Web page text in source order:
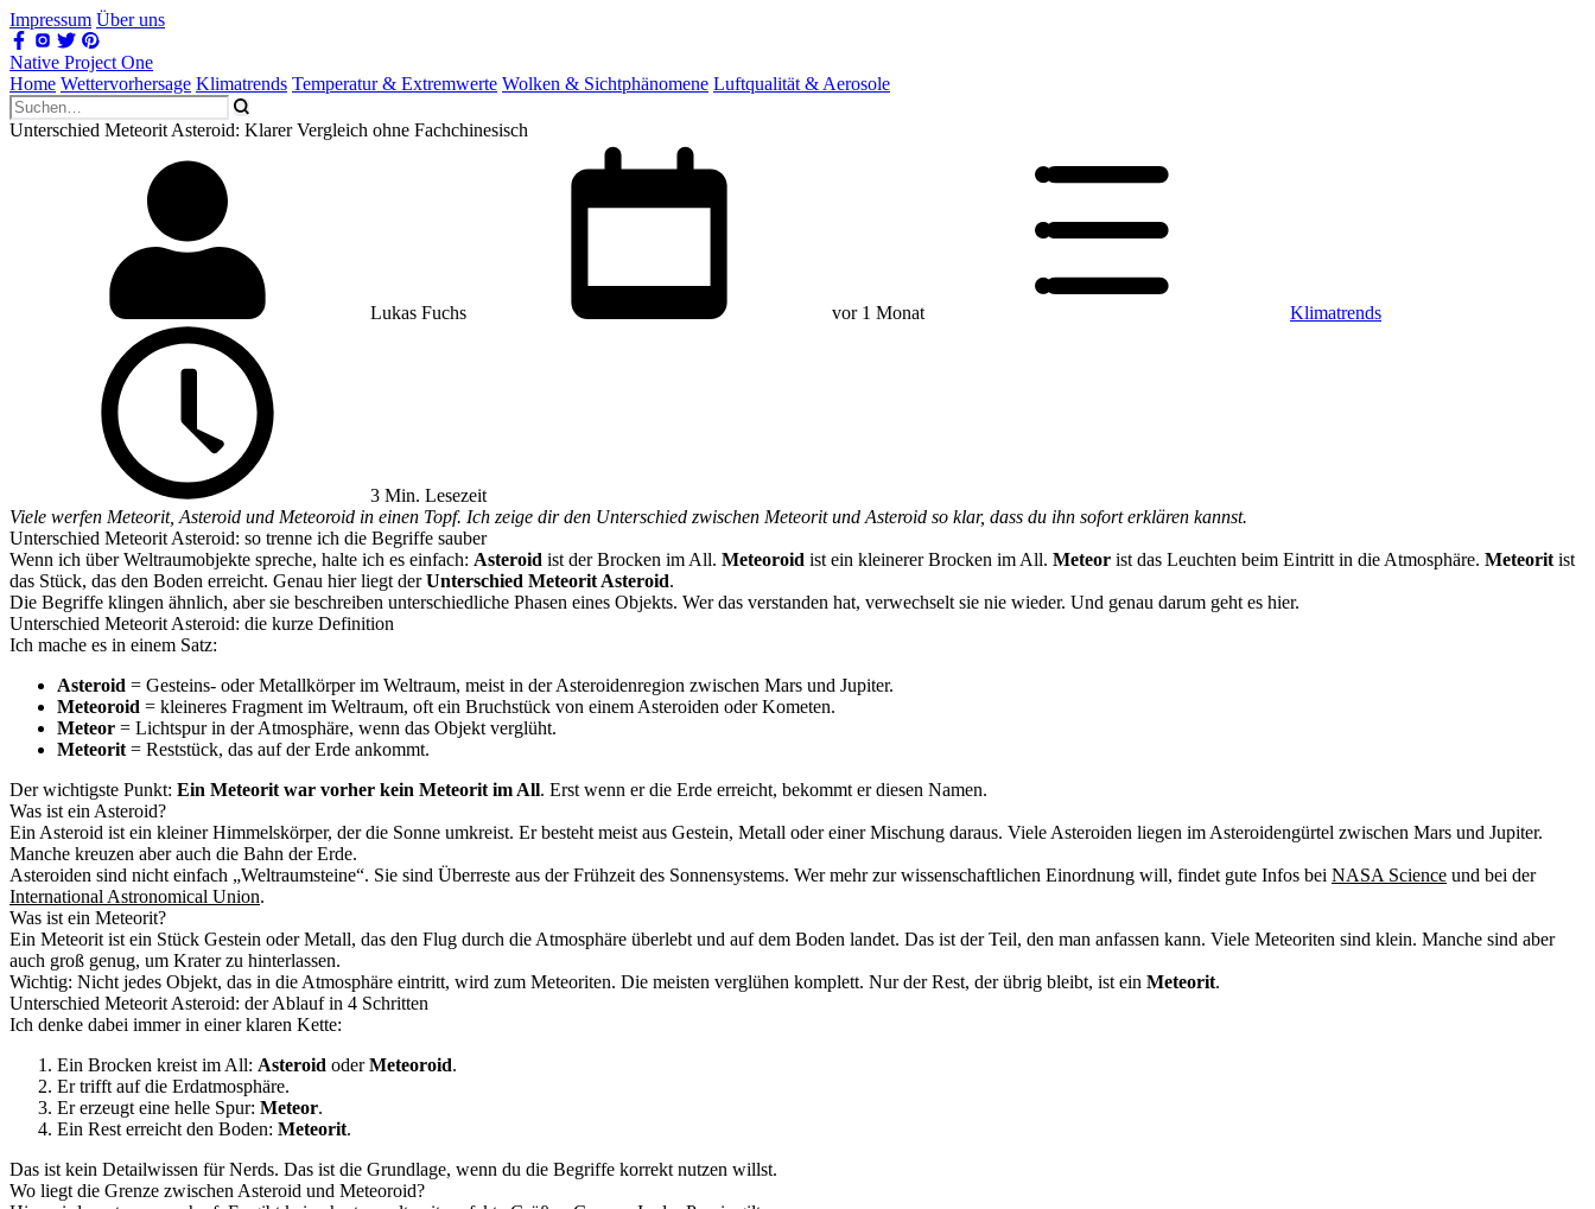
Impressum Über uns
Native Project One
Home Wettervorhersage Klimatrends Temperatur & Extremwerte Wolken & Sichtphänomene Luftqualität & Aerosole
Unterschied Meteorit Asteroid: Klarer Vergleich ohne Fachchinesisch
Lukas Fuchs vor 1 Monat Klimatrends
3 Min. Lesezeit
Viele werfen Meteorit, Asteroid und Meteoroid in einen Topf. Ich zeige dir den Unterschied zwischen Meteorit und Asteroid so klar, dass du ihn sofort erklären kannst.
Unterschied Meteorit Asteroid: so trenne ich die Begriffe sauber
Wenn ich über Weltraumobjekte spreche, halte ich es einfach: Asteroid ist der Brocken im All. Meteoroid ist ein kleinerer Brocken im All. Meteor ist das Leuchten beim Eintritt in die Atmosphäre. Meteorit ist
das Stück, das den Boden erreicht. Genau hier liegt derUnterschied Meteorit Asteroid.
Die Begriffe klingen ähnlich, aber sie beschreiben unterschiedliche Phasen eines Objekts. Wer das verstanden hat, verwechselt sie nie wieder. Und genau darum geht es hier.
Unterschied Meteorit Asteroid: die kurze Definition
Ich mache es in einem Satz:
Asteroid = Gesteins- oder Metallkörper im Weltraum, meist in der Asteroidenregion zwischen Mars und Jupiter.
Meteoroid = kleineres Fragment im Weltraum, oft ein Bruchstück von einem Asteroiden oder Kometen.
Meteor = Lichtspur in der Atmosphäre, wenn das Objekt verglüht.
Meteorit = Reststück, das auf der Erde ankommt.
Der wichtigste Punkt: Ein Meteorit war vorher kein Meteorit im All. Erst wenn er die Erde erreicht, bekommt er diesen Namen.
Was ist ein Asteroid?
Ein Asteroid ist ein kleiner Himmelskörper, der die Sonne umkreist. Er besteht meist aus Gestein, Metall oder einer Mischung daraus. Viele Asteroiden liegen im Asteroidengürtel zwischen Mars und Jupiter.
Manche kreuzen aber auch die Bahn der Erde.
Asteroiden sind nicht einfach „Weltraumsteine“. Sie sind Überreste aus der Frühzeit des Sonnensystems. Wer mehr zur wissenschaftlichen Einordnung will, findet gute Infos bei NASA Science und bei der
International Astronomical Union.
Was ist ein Meteorit?
Ein Meteorit ist ein Stück Gestein oder Metall, das den Flug durch die Atmosphäre überlebt und auf dem Boden landet. Das ist der Teil, den man anfassen kann. Viele Meteoriten sind klein. Manche sind aber
auch groß genug, um Krater zu hinterlassen.
Wichtig: Nicht jedes Objekt, das in die Atmosphäre eintritt, wird zum Meteoriten. Die meisten verglühen komplett. Nur der Rest, der übrig bleibt, ist ein Meteorit.
Unterschied Meteorit Asteroid: der Ablauf in 4 Schritten
Ich denke dabei immer in einer klaren Kette:
Ein Brocken kreist im All: Asteroid oderMeteoroid.
Er trifft auf die Erdatmosphäre.
Er erzeugt eine helle Spur: Meteor.
Ein Rest erreicht den Boden: Meteorit.
Das ist kein Detailwissen für Nerds. Das ist die Grundlage, wenn du die Begriffe korrekt nutzen willst.
Wo liegt die Grenze zwischen Asteroid und Meteoroid?